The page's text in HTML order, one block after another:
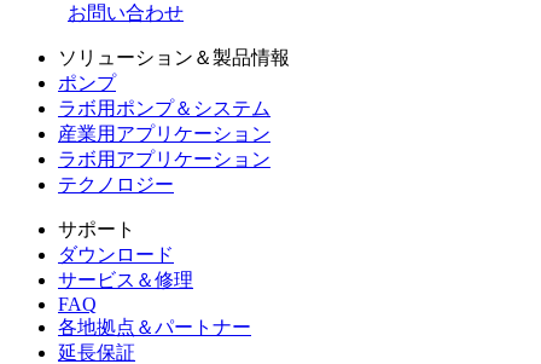
お問い合わせ
ソリューション＆製品情報
ポンプ
ラボ用ポンプ＆システム
産業用アプリケーション
ラボ用アプリケーション
テクノロジー
サポート
ダウンロード
サービス＆修理
FAQ
各地拠点＆パートナー
延長保証